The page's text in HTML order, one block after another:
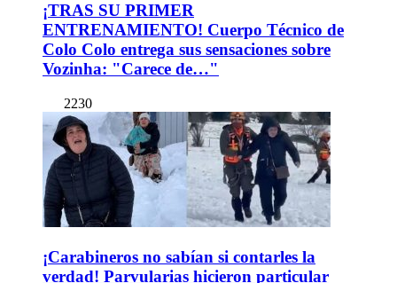
¡TRAS SU PRIMER
ENTRENAMIENTO! Cuerpo Técnico de
Colo Colo entrega sus sensaciones sobre
Vozinha: "Carece de…"
2230
¡Carabineros no sabían si contarles la
verdad! Parvularias hicieron particular